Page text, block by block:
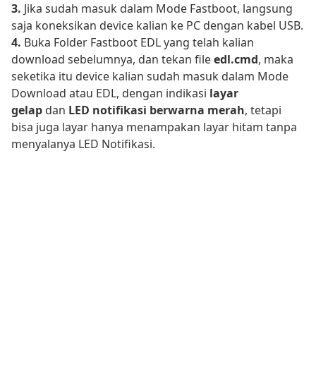
3. Jika sudah masuk dalam Mode Fastboot, langsung
saja koneksikan device kalian ke PC dengan kabel USB.
4. Buka Folder Fastboot EDL yang telah kalian
download sebelumnya, dan tekan fileedl.cmd, maka
seketika itu device kalian sudah masuk dalam Mode
Download atau EDL, dengan indikasi layar
gelap dan LED notifikasi berwarna merah, tetapi
bisa juga layar hanya menampakan layar hitam tanpa
menyalanya LED Notifikasi.